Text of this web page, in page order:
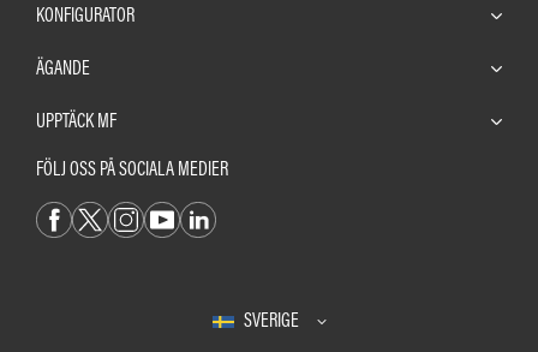
KONFIGURATOR
ÄGANDE
UPPTÄCK MF
FÖLJ OSS PÅ SOCIALA MEDIER
SVERIGE